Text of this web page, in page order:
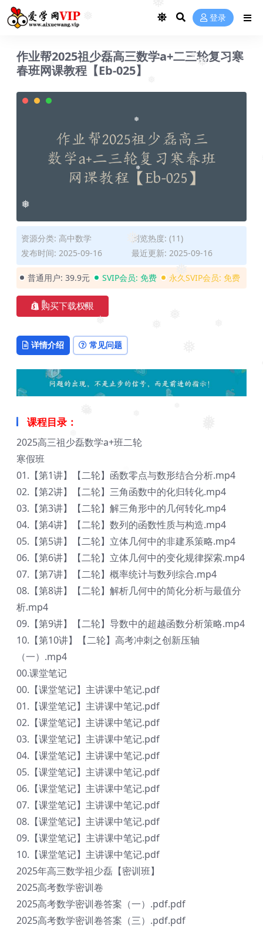
❅
❅
❅
❅
❅
❅
❅
❅
❅ 登录
作业帮2025祖少磊高三数学a+二三轮复习寒
春班网课教程【Eb-025】
资源分类: 高中数学
浏览热度: (11)
发布时间: 2025-09-16
最近更新: 2025-09-16
普通用户: 39.9元 SVIP会员: 免费 永久SVIP会员: 免费
购买下载权限
详情介绍 常见问题
课程目录：
2025高三祖少磊数学a+班二轮
寒假班
01.【第1讲】【二轮】函数零点与数形结合分析.mp4
02.【第2讲】【二轮】三角函数中的化归转化.mp4
03.【第3讲】【二轮】解三角形中的几何转化.mp4
04.【第4讲】【二轮】数列的函数性质与构造.mp4
05.【第5讲】【二轮】立体几何中的非建系策略.mp4
06.【第6讲】【二轮】立体几何中的变化规律探索.mp4
07.【第7讲】【二轮】概率统计与数列综合.mp4
08.【第8讲】【二轮】解析几何中的简化分析与最值分
析.mp4
09.【第9讲】【二轮】导数中的超越函数分析策略.mp4
10.【第10讲】【二轮】高考冲刺之创新压轴
（一）.mp4
00.课堂笔记
00.【课堂笔记】主讲课中笔记.pdf
01.【课堂笔记】主讲课中笔记.pdf
02.【课堂笔记】主讲课中笔记.pdf
03.【课堂笔记】主讲课中笔记.pdf
04.【课堂笔记】主讲课中笔记.pdf
05.【课堂笔记】主讲课中笔记.pdf
06.【课堂笔记】主讲课中笔记.pdf
07.【课堂笔记】主讲课中笔记.pdf
08.【课堂笔记】主讲课中笔记.pdf
09.【课堂笔记】主讲课中笔记.pdf
10.【课堂笔记】主讲课中笔记.pdf
2025年高三数学祖少磊【密训班】
2025高考数学密训卷
2025高考数学密训卷答案（一）.pdf.pdf
2025高考数学密训卷答案（三）.pdf.pdf